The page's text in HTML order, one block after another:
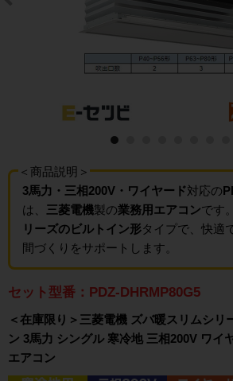
＜商品説明＞
3馬力・三相200V・ワイヤード対応の
は、 三菱電機製の業務用エアコンです。
リーズのビルトイン形タイプで、快適
間づくりをサポートします。
セット型番：PDZ-DHRMP80G5
＜在庫限り＞三菱電機 ズバ暖スリムシリ
ン 3馬力 シングル 寒冷地 三相200V ワイ
エアコン